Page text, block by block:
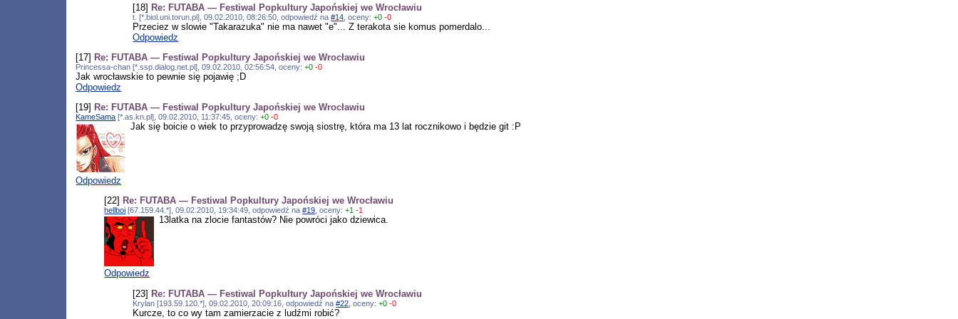
[18] Re: FUTABA — Festiwal Popkultury Japońskiej we Wrocławiu
t. [*.biol.uni.torun.pl], 09.02.2010, 08:26:50, odpowiedź na#14 , oceny:+0 -0
Przeciez w slowie "Takarazuka" nie ma nawet "e"... Z terakota sie komus pomerdalo...
Odpowiedz
[17] Re: FUTABA — Festiwal Popkultury Japońskiej we Wrocławiu
Princessa-chan [*.ssp.dialog.net.pl], 09.02.2010, 02:56:54, oceny:+0 -0
Jak wrocławskie to pewnie się pojawię ;D
Odpowiedz
[19] Re: FUTABA — Festiwal Popkultury Japońskiej we Wrocławiu
KameSama [*.as.kn.pl], 09.02.2010, 11:37:45, oceny:+0 -0
Jak się boicie o wiek to przyprowadzę swoją siostrę, która ma 13 lat rocznikowo i będzie git :P
Odpowiedz
[22] Re: FUTABA — Festiwal Popkultury Japońskiej we Wrocławiu
hellboi [67.159.44.*], 09.02.2010, 19:34:49, odpowiedź na#19 , oceny:+1 -1
13latka na zlocie fantastów? Nie powróci jako dziewica.
Odpowiedz
[23] Re: FUTABA — Festiwal Popkultury Japońskiej we Wrocławiu
Krylan [193.59.120.*], 09.02.2010, 20:09:16, odpowiedź na#22 , oceny:+0 -0
Kurcze, to co wy tam zamierzacie z ludźmi robić?